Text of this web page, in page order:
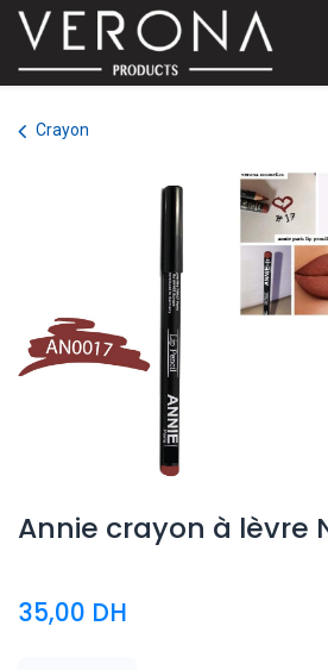
Se rendre au contenu
Crayon
Annie crayon à lèvre
35,00 DH